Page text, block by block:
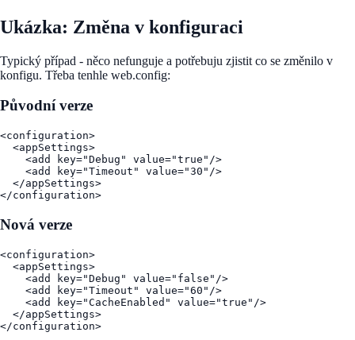
Ukázka: Změna v konfiguraci
Typický případ - něco nefunguje a potřebuju zjistit co se změnilo v
konfigu. Třeba tenhle web.config:
Původní verze
<configuration>
  <appSettings>
    <add key="Debug" value="true"/>
    <add key="Timeout" value="30"/>
  </appSettings>
</configuration>
Nová verze
<configuration>
  <appSettings>
    <add key="Debug" value="false"/>
    <add key="Timeout" value="60"/>
    <add key="CacheEnabled" value="true"/>
  </appSettings>
</configuration>